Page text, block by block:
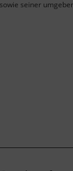
seiner